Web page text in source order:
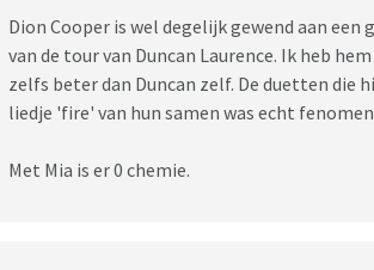
Dion Cooper is wel degelijk gewend aan
van de tour van Duncan Laurence. Ik heb
zelfs beter dan Duncan zelf. De duetten die
liedje 'fire' van hun samen was echt
Met Mia is er 0 chemie.